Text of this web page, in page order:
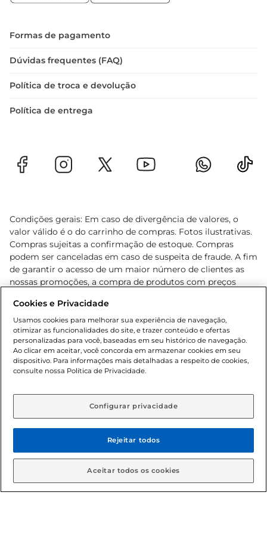
Formas de pagamento
Dúvidas frequentes (FAQ)
Política de troca e devolução
Política de entrega
Condições gerais: Em caso de divergência de valores, o
valor válido é o do carrinho de compras. Fotos ilustrativas.
Compras sujeitas a confirmação de estoque. Compras
podem ser canceladas em caso de suspeita de fraude. A fim
de garantir o acesso de um maior número de clientes as
nossas promoções, a compra de produtos com preços
cliente. Os preços, ofertas e condições são exclusivos para
o e-commerce e válidos durante o dia de hoje, podendo
sofrer alterações sem prévia notificação. Proibida a venda
de bebidas alcoólicas para menores de 18 anos, conforme
Lei n.º 8069/90, art. 81, inciso II (Estatuto da Criança e do
Adolescente). Preços e condições exclusivos para o
aviso prévio. O valor mínimo para as compras on-line é de
© 2026 Copyright. Todos os direitos
reservados Gbarbosa.
Cookies e Privacidade
Usamos cookies para melhorar sua experiência de navegação,
otimizar as funcionalidades do site, e trazer conteúdo e ofertas
personalizadas para você, baseadas em seu histórico de navegação.
Ao clicar em aceitar, você concorda em armazenar cookies em seu
dispositivo. Para informações mais detalhadas a respeito de cookies,
consulte nossa Política de Privacidade.
Configurar privacidade
Rejeitar todos
Aceitar todos os cookies